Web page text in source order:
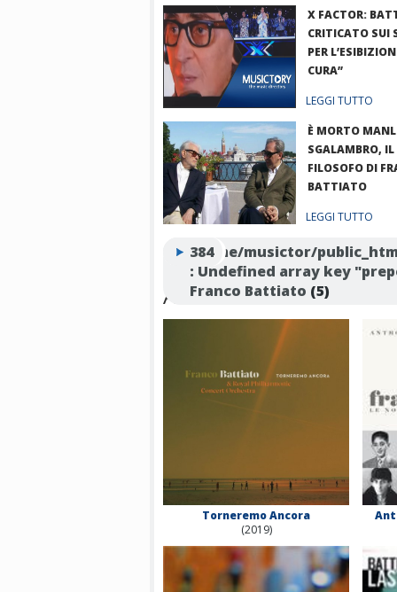
X FACTOR:
CRITICATO SUI
PER
CURA”
LEGGI TUTTO
È MORTO
SGALAMBRO, IL
FILOSOFO DI
BATTIATO
LEGGI TUTTO
Tutte le news
Warning
: Undefined array key
/home/musictor/
384
Franco Battiato (5)
ALBUM CONTENENTI
Torneremo Ancora
(2019)